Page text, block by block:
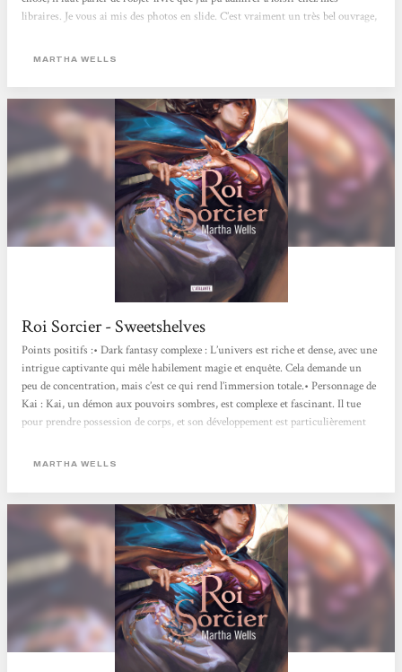
libraires. Je vous ai mis des photos en slide. C’est vraiment un très bel ouvrage,
qui me concerne, rien ne compte plus que l’histoire, mais je dois reconnaître
MARTHA WELLS
Roi Sorcier - Sweetshelves
Points positifs :• Dark fantasy complexe : L’univers est riche et dense, avec une
intrigue captivante qui mêle habilement magie et enquête. Cela demande un
peu de concentration, mais c’est ce qui rend l’immersion totale.• Personnage de
Kai : Kai, un démon aux pouvoirs sombres, est complexe et fascinant. Il tue
pour prendre possession de corps, et son développement est particulièrement
sont bien construits. Le récapitulatif au début du roman est très utile pour
MARTHA WELLS